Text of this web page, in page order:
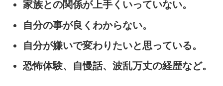
家族との関係が上手くいっていない。
自分の事が良くわからない。
自分が嫌いで変わりたいと思っている。
恐怖体験、自慢話、波乱万丈の経歴など。